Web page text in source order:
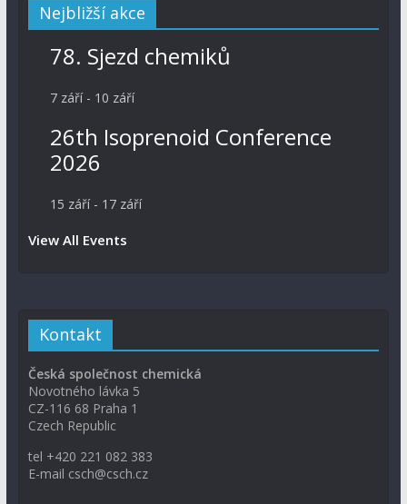
Nejbližší akce
78. Sjezd chemiků
7 září- 10 září
26th Isoprenoid Conference
2026
15 září- 17 září
View All Events
Kontakt
Česká společnost chemická
Novotného lávka 5
CZ-116 68 Praha 1
Czech Republic
tel +420 221 082 383
E-mail csch@csch.cz